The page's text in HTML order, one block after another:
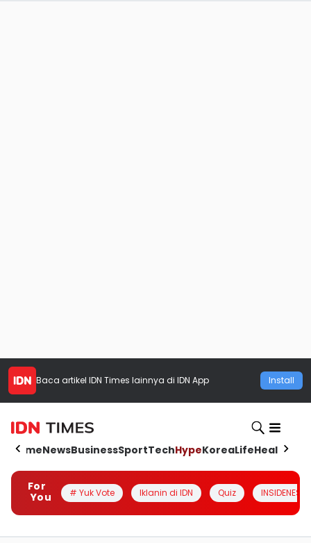
Baca artikel IDN Times lainnya di IDN App Install
HomeNewsBusinessSportTechHypeKoreaLifeHealth
For
You
# Yuk Vote Iklanin di IDN Quiz INSIDENESIA